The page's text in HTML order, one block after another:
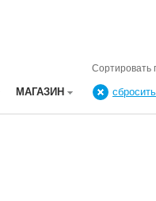
Сортировать
МАГАЗИН сбросить